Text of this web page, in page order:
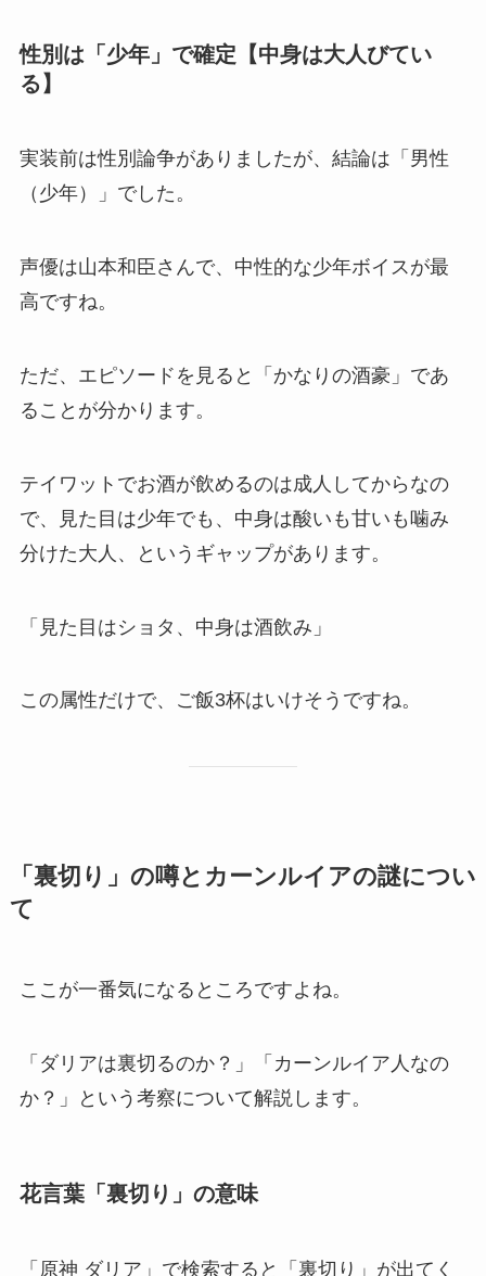
性別は「少年」で確定【中身は大人びてい
る】
実装前は性別論争がありましたが、結論は「男性
（少年）」でした。
声優は山本和臣さんで、中性的な少年ボイスが最
高ですね。
ただ、エピソードを見ると「かなりの酒豪」であ
ることが分かります。
テイワットでお酒が飲めるのは成人してからなの
で、見た目は少年でも、中身は酸いも甘いも噛み
分けた大人、というギャップがあります。
「見た目はショタ、中身は酒飲み」
この属性だけで、ご飯3杯はいけそうですね。
「裏切り」の噂とカーンルイアの謎につい
て
ここが一番気になるところですよね。
「ダリアは裏切るのか？」「カーンルイア人なの
か？」という考察について解説します。
花言葉「裏切り」の意味
「原神 ダリア」で検索すると「裏切り」が出てく